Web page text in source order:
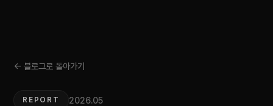
← 블로그로 돌아가기
REPORT 2026.05